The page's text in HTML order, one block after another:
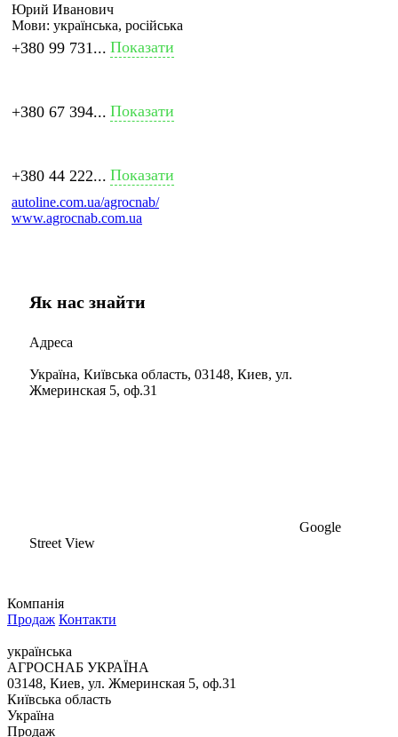
Юрий Иванович
Мови: українська, російська
+380 99 731... Показати
+380 67 394... Показати
+380 44 222... Показати
autoline.com.ua/agrocnab/
www.agrocnab.com.ua
Як нас знайти
Адреса
Україна, Київська область, 03148, Киев, ул.
Жмеринская 5, оф.31
Google
Street View
Компанія
Продаж Контакти
українська
АГРОСНАБ УКРАЇНА
03148, Киев, ул. Жмеринская 5, оф.31
Київська область
Україна
Продаж